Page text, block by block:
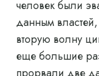
человек были
данным
вторую волну
еще большие